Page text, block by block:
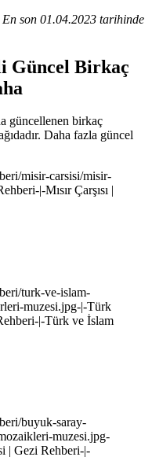
son 01.04.2023 tarihinde
Güncel Birkaç
güncellenen birkaç
Daha fazla güncel
misir-carsisi/misir-
|-Mısır Çarşısı |
turk-ve-islam-
muzesi.jpg-|-Türk
|-Türk ve İslam
buyuk-saray-
muzesi.jpg-
| Gezi Rehberi-|-